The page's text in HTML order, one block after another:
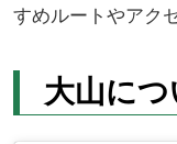
すめルートやアク
大山に